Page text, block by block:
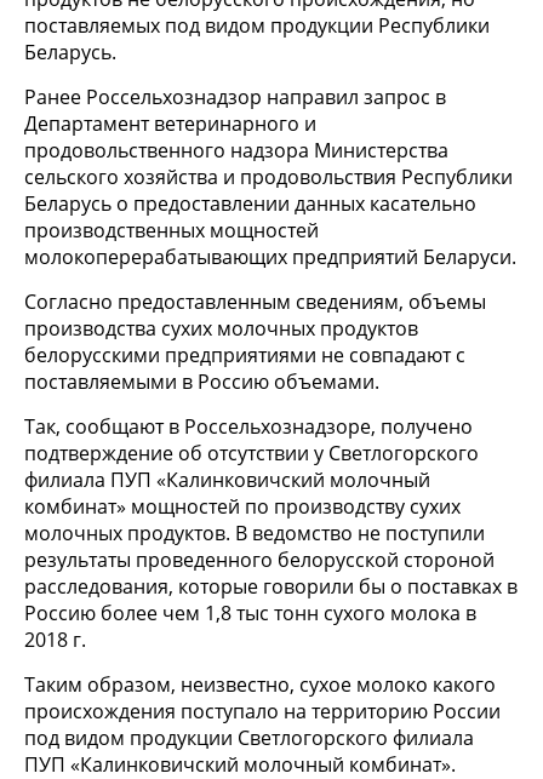
поставляемых под видом продукции Республики
Беларусь.
Ранее Россельхознадзор направил запрос в
Департамент ветеринарного и
продовольственного надзора Министерства
сельского хозяйства и продовольствия Республики
Беларусь о предоставлении данных касательно
производственных мощностей
молокоперерабатывающих предприятий Беларуси.
Согласно предоставленным сведениям, объемы
производства сухих молочных продуктов
белорусскими предприятиями не совпадают с
поставляемыми в Россию объемами.
Так, сообщают в Россельхознадзоре, получено
подтверждение об отсутствии у Светлогорского
филиала ПУП «Калинковичский молочный
комбинат» мощностей по производству сухих
молочных продуктов. В ведомство не поступили
результаты проведенного белорусской стороной
расследования, которые говорили бы о поставках в
Россию более чем 1,8 тыс тонн сухого молока в
2018 г.
Таким образом, неизвестно, сухое молоко какого
происхождения поступало на территорию России
под видом продукции Светлогорского филиала
ПУП «Калинковичский молочный комбинат».